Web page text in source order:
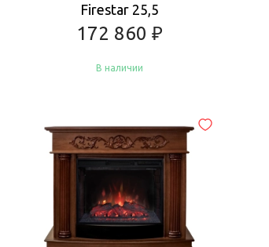
Firestar 25,5
172 860 ₽
В наличии
Купить